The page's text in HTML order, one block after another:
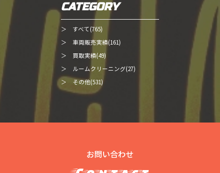
CATEGORY
＞ すべて(765)
＞ 車両販売実績(161)
＞ 買取実績(49)
＞ ルームクリーニング(27)
＞ その他(531)
お問い合わせ